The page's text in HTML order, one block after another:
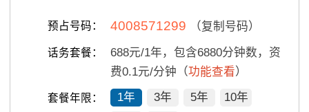
预占号码： 4008571299 （复制号码）
话务套餐： 688元/1年，包含6880分钟数，资
费0.1元/分钟（功能查看）
套餐年限： 1年 3年 5年
10年